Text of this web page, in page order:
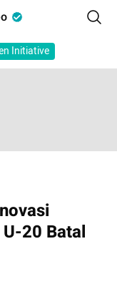
Initiative
20 Batal